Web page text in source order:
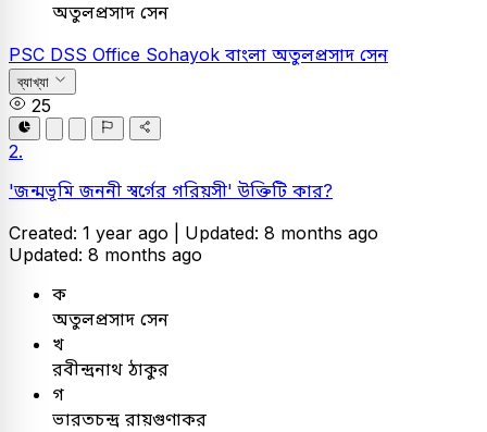
অতুলপ্রসাদ সেন
PSC DSS Office Sohayok বাংলা অতুলপ্রসাদ সেন
ব্যাখ্যা
25
2.
'জন্মভূমি জননী স্বর্গের গরিয়সী' উক্তিটি কার?
Created: 1 year ago | Updated: 8 months ago
Updated: 8 months ago
ক
অতুলপ্রসাদ সেন
খ
রবীন্দ্রনাথ ঠাকুর
গ
ভারতচন্দ্র রায়গুণাকর